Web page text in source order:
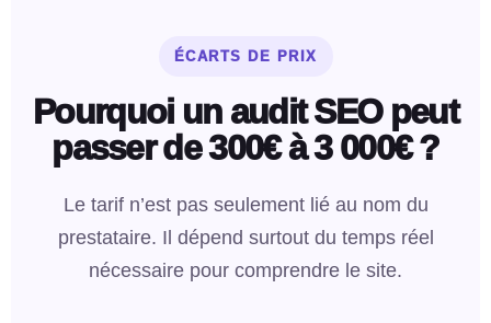
ÉCARTS DE PRIX
Pourquoi un audit SEO peut
passer de 300€ à 3 000€ ?
Le tarif n’est pas seulement lié au nom du
prestataire. Il dépend surtout du temps réel
nécessaire pour comprendre le site.